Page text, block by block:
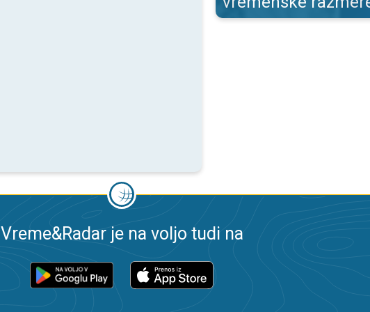
Vreme&Radar je na voljo tudi na